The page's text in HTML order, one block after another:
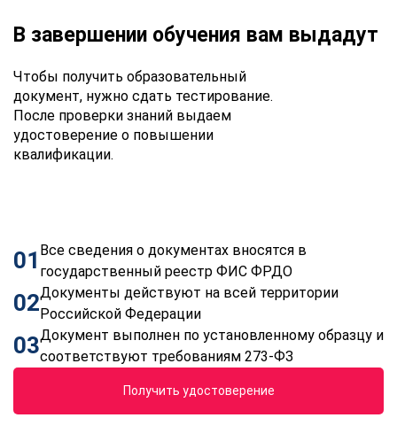
В завершении обучения вам выдадут
Чтобы получить образовательный
документ, нужно сдать тестирование.
После проверки знаний выдаем
удостоверение о повышении
квалификации.
01 Все сведения о документах вносятся в
государственный реестр ФИС ФРДО
02Документы действуют на всей территории
Российской Федерации
03Документ выполнен по установленному образцу и
соответствуют требованиям 273-ФЗ
Получить удостоверение